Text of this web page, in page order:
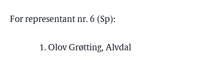
For representant nr. 6 (Sp):
1. Olov Grøtting, Alvdal